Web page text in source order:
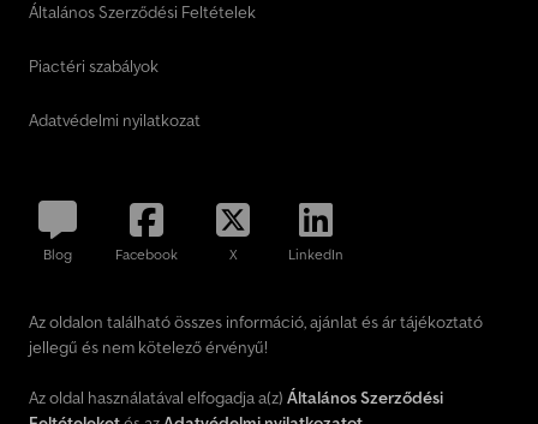
Általános Szerződési Feltételek
Piactéri szabályok
Adatvédelmi nyilatkozat
Blog Facebook X LinkedIn
Az oldalon található összes információ, ajánlat és ár tájékoztató
jellegű és nem kötelező érvényű!
Az oldal használatával elfogadja a(z) Általános Szerződési